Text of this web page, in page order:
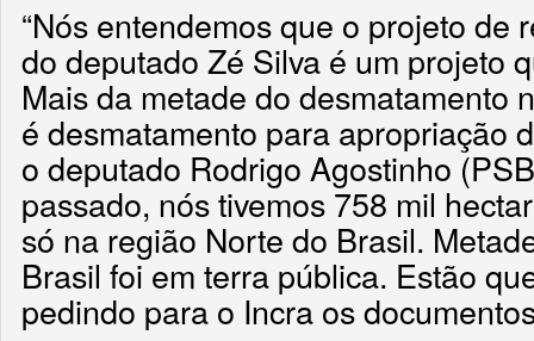
“Nós entendemos que o projeto de
do deputado Zé Silva é um projeto
Mais da metade do desmatamento
é desmatamento para apropriação
o deputado Rodrigo Agostinho
passado, nós tivemos 758 mil
só na região Norte do Brasil.
Brasil foi em terra pública. Estão
pedindo para o Incra os